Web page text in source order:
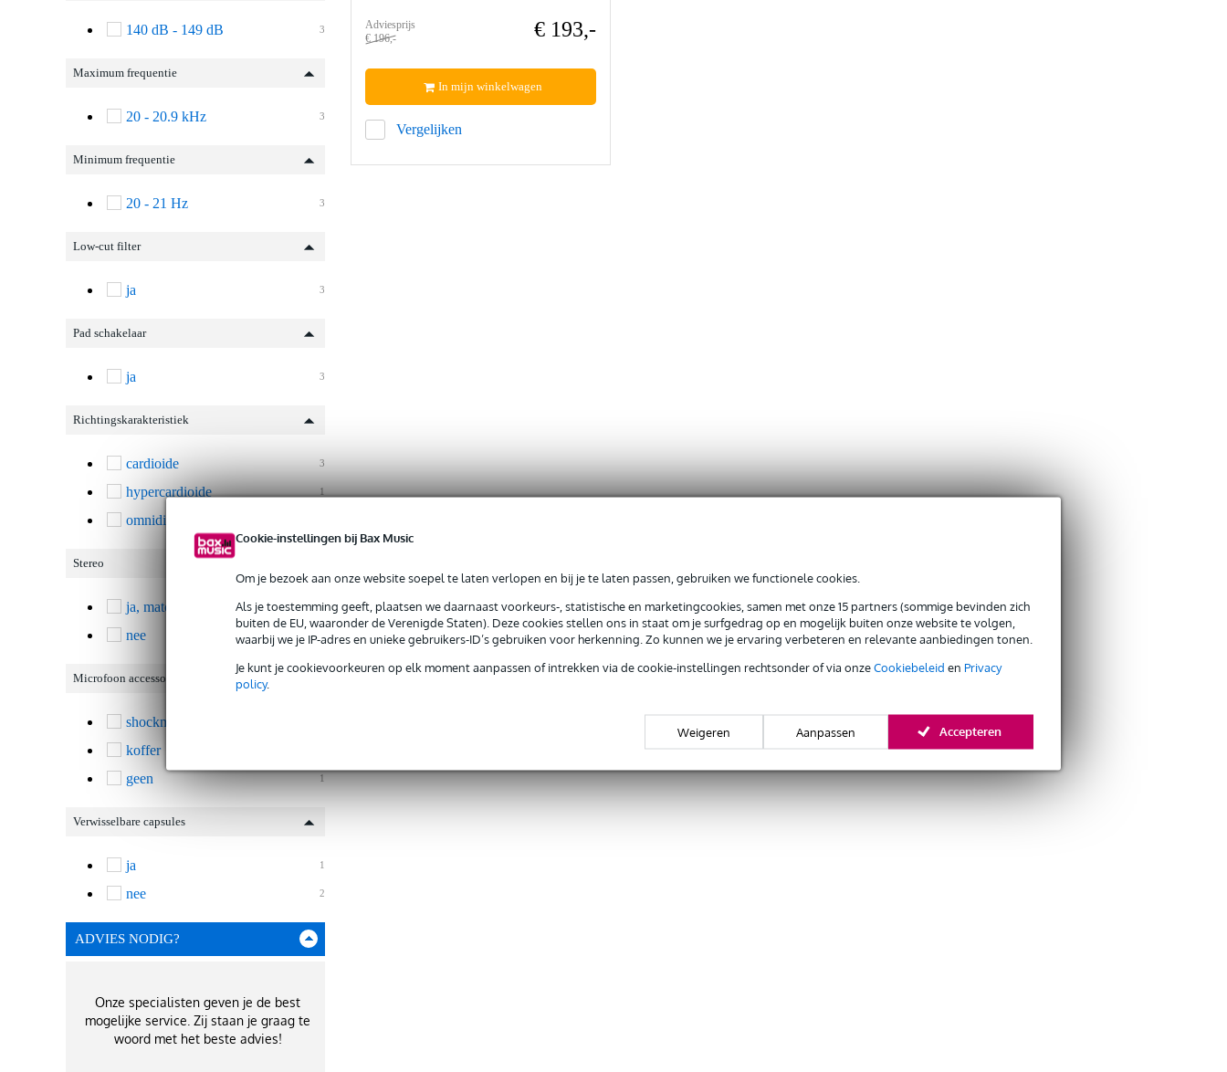
Cookie-instellingen bij Bax Music
Om je bezoek aan onze website soepel te laten verlopen en bij je te laten passen, gebruiken we functionele cookies.
Als je toestemming geeft, plaatsen we daarnaast voorkeurs-, statistische en marketingcookies, samen met onze 15 partners (sommige bevinden zich
buiten de EU, waaronder de Verenigde Staten). Deze cookies stellen ons in staat om je surfgedrag op en mogelijk buiten onze website te volgen,
waarbij we je IP-adres en unieke gebruikers-ID’s gebruiken voor herkenning. Zo kunnen we je ervaring verbeteren en relevante aanbiedingen tonen.
Je kunt je cookievoorkeuren op elk moment aanpassen of intrekken via de cookie-instellingen rechtsonder of via onzeCookiebeleid en Privacy
policy.
Weigeren Aanpassen Accepteren
3
140 dB - 149 dB
Maximum frequentie
3
20 - 20.9 kHz
Minimum frequentie
3
20 - 21 Hz
Low-cut filter
3
ja
Pad schakelaar
3
ja
Richtingskarakteristiek
3
cardioide
1
hypercardioide
omnidirectioneel
Stereo
1
ja, matched pair
2
nee
Microfoon accessoires
shockmount
koffer
1
geen
Verwisselbare capsules
1
ja
2
nee
ADVIES NODIG?
Onze specialisten geven je de best
mogelijke service. Zij staan je graag te
woord met het beste advies!
Adviesprijs
€ 196,-
€ 193,-
Vergelijken
In mijn winkelwagen